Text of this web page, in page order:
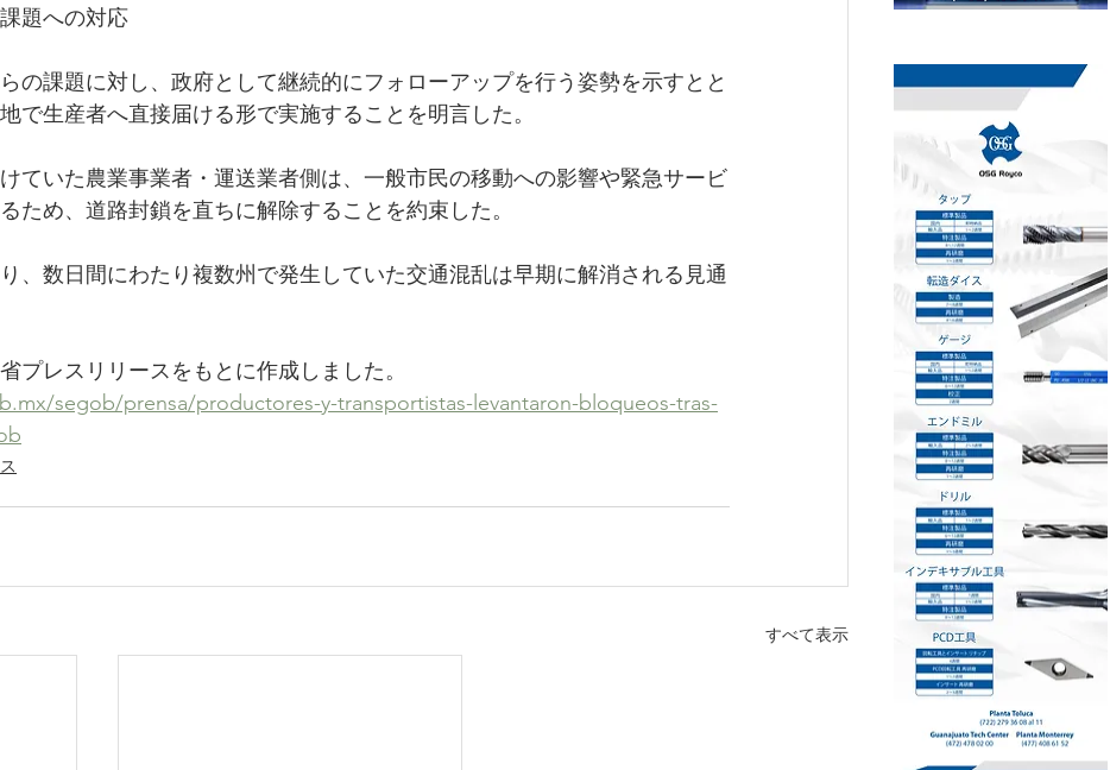
題への対応
の課題に対し、政府として継続的にフォローアップを行う姿勢を示すとと
で生産者へ直接届ける形で実施することを明言した。
ていた農業事業者・運送業者側は、一般市民の移動への影響や緊急サービ
ため、道路封鎖を直ちに解除することを約束した。
、数日間にわたり複数州で発生していた交通混乱は早期に解消される見通
プレスリリースをもとに作成しました。
segob/prensa/productores-y-transportistas-levantaron-bloqueos-tras-
すべて表示